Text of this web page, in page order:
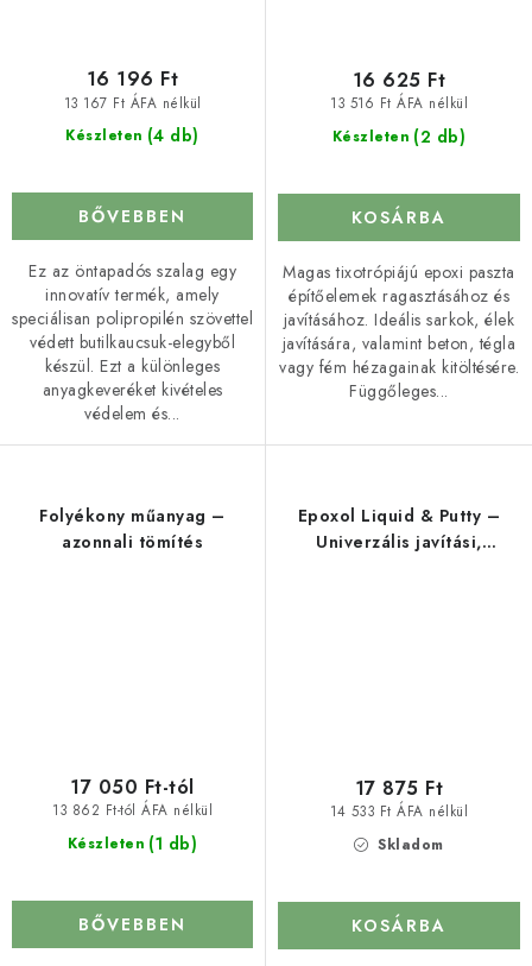
Készleten (4 db)
13 167 Ft ÁFA nélkül
16 196 Ft
BŐVEBBEN
Ez az öntapadós szalag egy
innovatív termék, amely
speciálisan polipropilén szövettel
védett butilkaucsuk-elegyből
készül. Ezt a különleges
anyagkeveréket kivételes
védelem és...
Készleten (2 db)
13 516 Ft ÁFA nélkül
16 625 Ft
KOSÁRBA
Magas tixotrópiájú epoxi paszta
építőelemek ragasztásához és
javításához. Ideális sarkok, élek
javítására, valamint beton, tégla
vagy fém hézagainak kitöltésére.
Függőleges...
Folyékony műanyag –
azonnali tömítés
Készleten (1 db)
13 862 Ft-tól ÁFA nélkül
17 050 Ft-tól
BŐVEBBEN
Epoxol Liquid & Putty –
Univerzális javítási,
Skladom
14 533 Ft ÁFA nélkül
17 875 Ft
KOSÁRBA